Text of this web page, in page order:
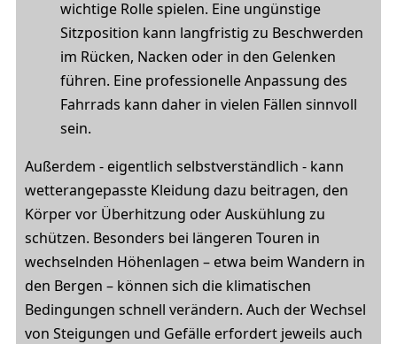
wichtige Rolle spielen. Eine ungünstige
Sitzposition kann langfristig zu Beschwerden
im Rücken, Nacken oder in den Gelenken
führen. Eine professionelle Anpassung des
Fahrrads kann daher in vielen Fällen sinnvoll
sein.
Außerdem - eigentlich selbstverständlich - kann
wetterangepasste Kleidung dazu beitragen, den
Körper vor Überhitzung oder Auskühlung zu
schützen. Besonders bei längeren Touren in
wechselnden Höhenlagen – etwa beim Wandern in
den Bergen – können sich die klimatischen
Bedingungen schnell verändern. Auch der Wechsel
von Steigungen und Gefälle erfordert jeweils auch